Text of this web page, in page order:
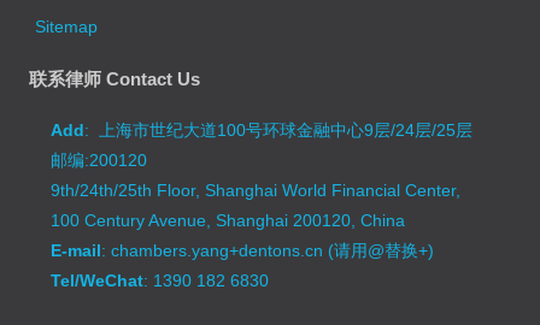
Sitemap
联系律师 Contact Us
Add: 上海市世纪大道100号环球金融中心9层/24层/25层
邮编:200120
9th/24th/25th Floor, Shanghai World Financial Center,
100 Century Avenue, Shanghai 200120, China
E-mail: chambers.yang+dentons.cn (请用@替换+)
Tel/WeChat: 1390 182 6830